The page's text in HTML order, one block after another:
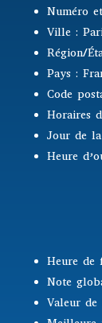
Numéro
Ville :
Région/
Pays :
Code
Horaires
Jour de
Heure
Heure de
Note
Valeur